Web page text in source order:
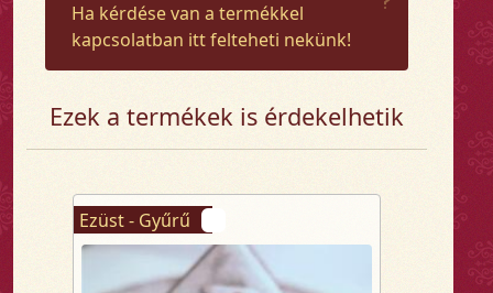
Ha kérdése van a termékkel
kapcsolatban itt felteheti nekünk!
Ezek a termékek is érdekelhetik
Ezüst - Gyűrű